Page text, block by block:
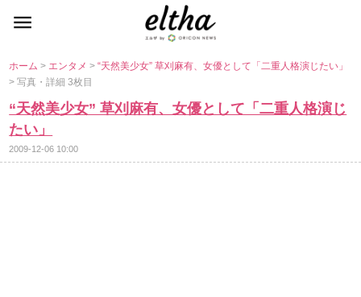
ホーム> エンタメ>“天然美少女” 草刈麻有、女優として「二重人格演じたい」
> 写真・詳細 3枚目
“天然美少女” 草刈麻有、女優として「二重人格演じ
たい」
2009-12-06 10:00